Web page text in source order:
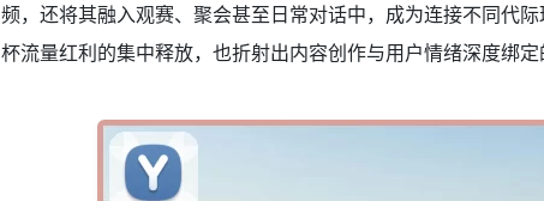
频，还将其融入观赛、聚会甚至日常对话中，成为连接不同代
杯流量红利的集中释放，也折射出内容创作与用户情绪深度绑定